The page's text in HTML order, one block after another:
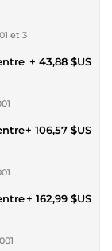
et 3
+ 43,88 $US
+ 106,57 $US
+ 162,99 $US